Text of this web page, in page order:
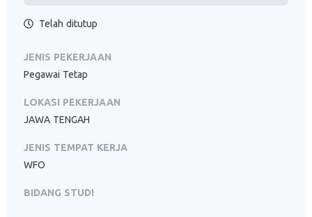
Telah ditutup
JENIS PEKERJAAN
Pegawai Tetap
LOKASI PEKERJAAN
JAWA TENGAH
JENIS TEMPAT KERJA
WFO
BIDANG STUDI